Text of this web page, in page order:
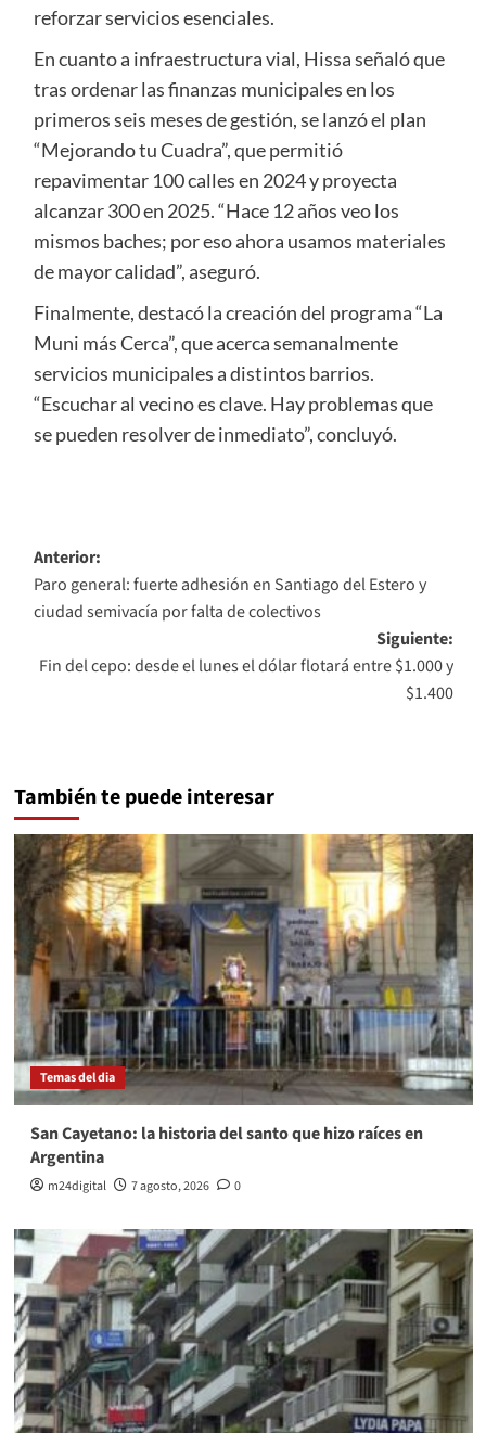
reforzar servicios esenciales.
En cuanto a infraestructura vial, Hissa señaló que
tras ordenar las finanzas municipales en los
primeros seis meses de gestión, se lanzó el plan
“Mejorando tu Cuadra”, que permitió
repavimentar 100 calles en 2024 y proyecta
alcanzar 300 en 2025. “Hace 12 años veo los
mismos baches; por eso ahora usamos materiales
de mayor calidad”, aseguró.
Finalmente, destacó la creación del programa “La
Muni más Cerca”, que acerca semanalmente
servicios municipales a distintos barrios.
“Escuchar al vecino es clave. Hay problemas que
se pueden resolver de inmediato”, concluyó.
Navegación
de
entradas
Anterior:
Paro general: fuerte adhesión en Santiago del Estero y
ciudad semivacía por falta de colectivos
Siguiente:
Fin del cepo: desde el lunes el dólar flotará entre $1.000 y
$1.400
También te puede interesar
Temas del dia
San Cayetano: la historia del santo que hizo raíces en
Argentina
m24digital 7 agosto, 2026 0